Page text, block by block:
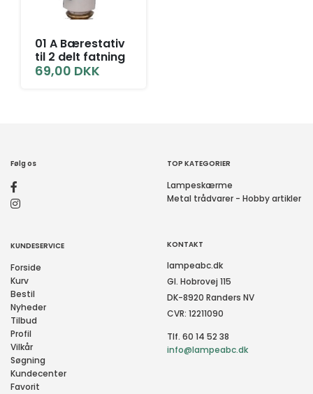
01 A Bærestativ
til 2 delt fatning
69,00 DKK
Følg os TOP KATEGORIER
Lampeskærme
Metal trådvarer - Hobby artikler
KUNDESERVICE
Forside
Kurv
Bestil
Nyheder
Tilbud
Profil
Vilkår
Søgning
Kundecenter
Favorit
KONTAKT
lampeabc.dk
Gl. Hobrovej 115
DK-8920 Randers NV
CVR: 12211090
Tlf. 60 14 52 38
info@lampeabc.dk